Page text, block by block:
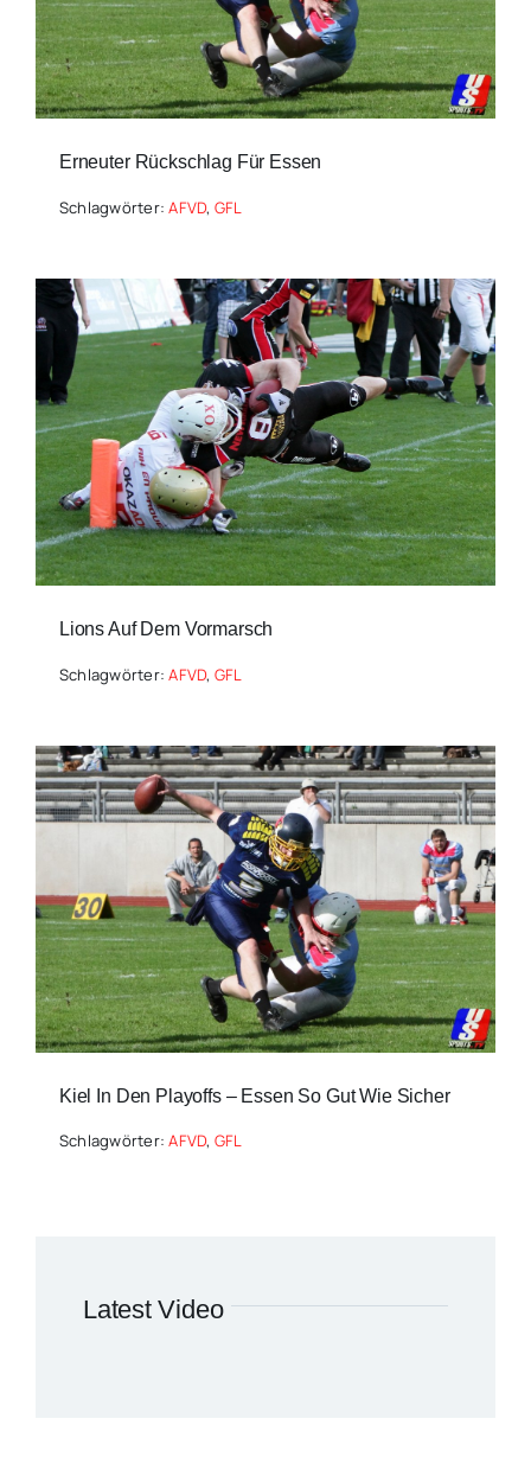
Erneuter Rückschlag Für Essen
Schlagwörter:AFVD, GFL
Lions Auf Dem Vormarsch
Schlagwörter:AFVD, GFL
Kiel In Den Playoffs – Essen So Gut Wie Sicher
Schlagwörter:AFVD, GFL
Latest Video